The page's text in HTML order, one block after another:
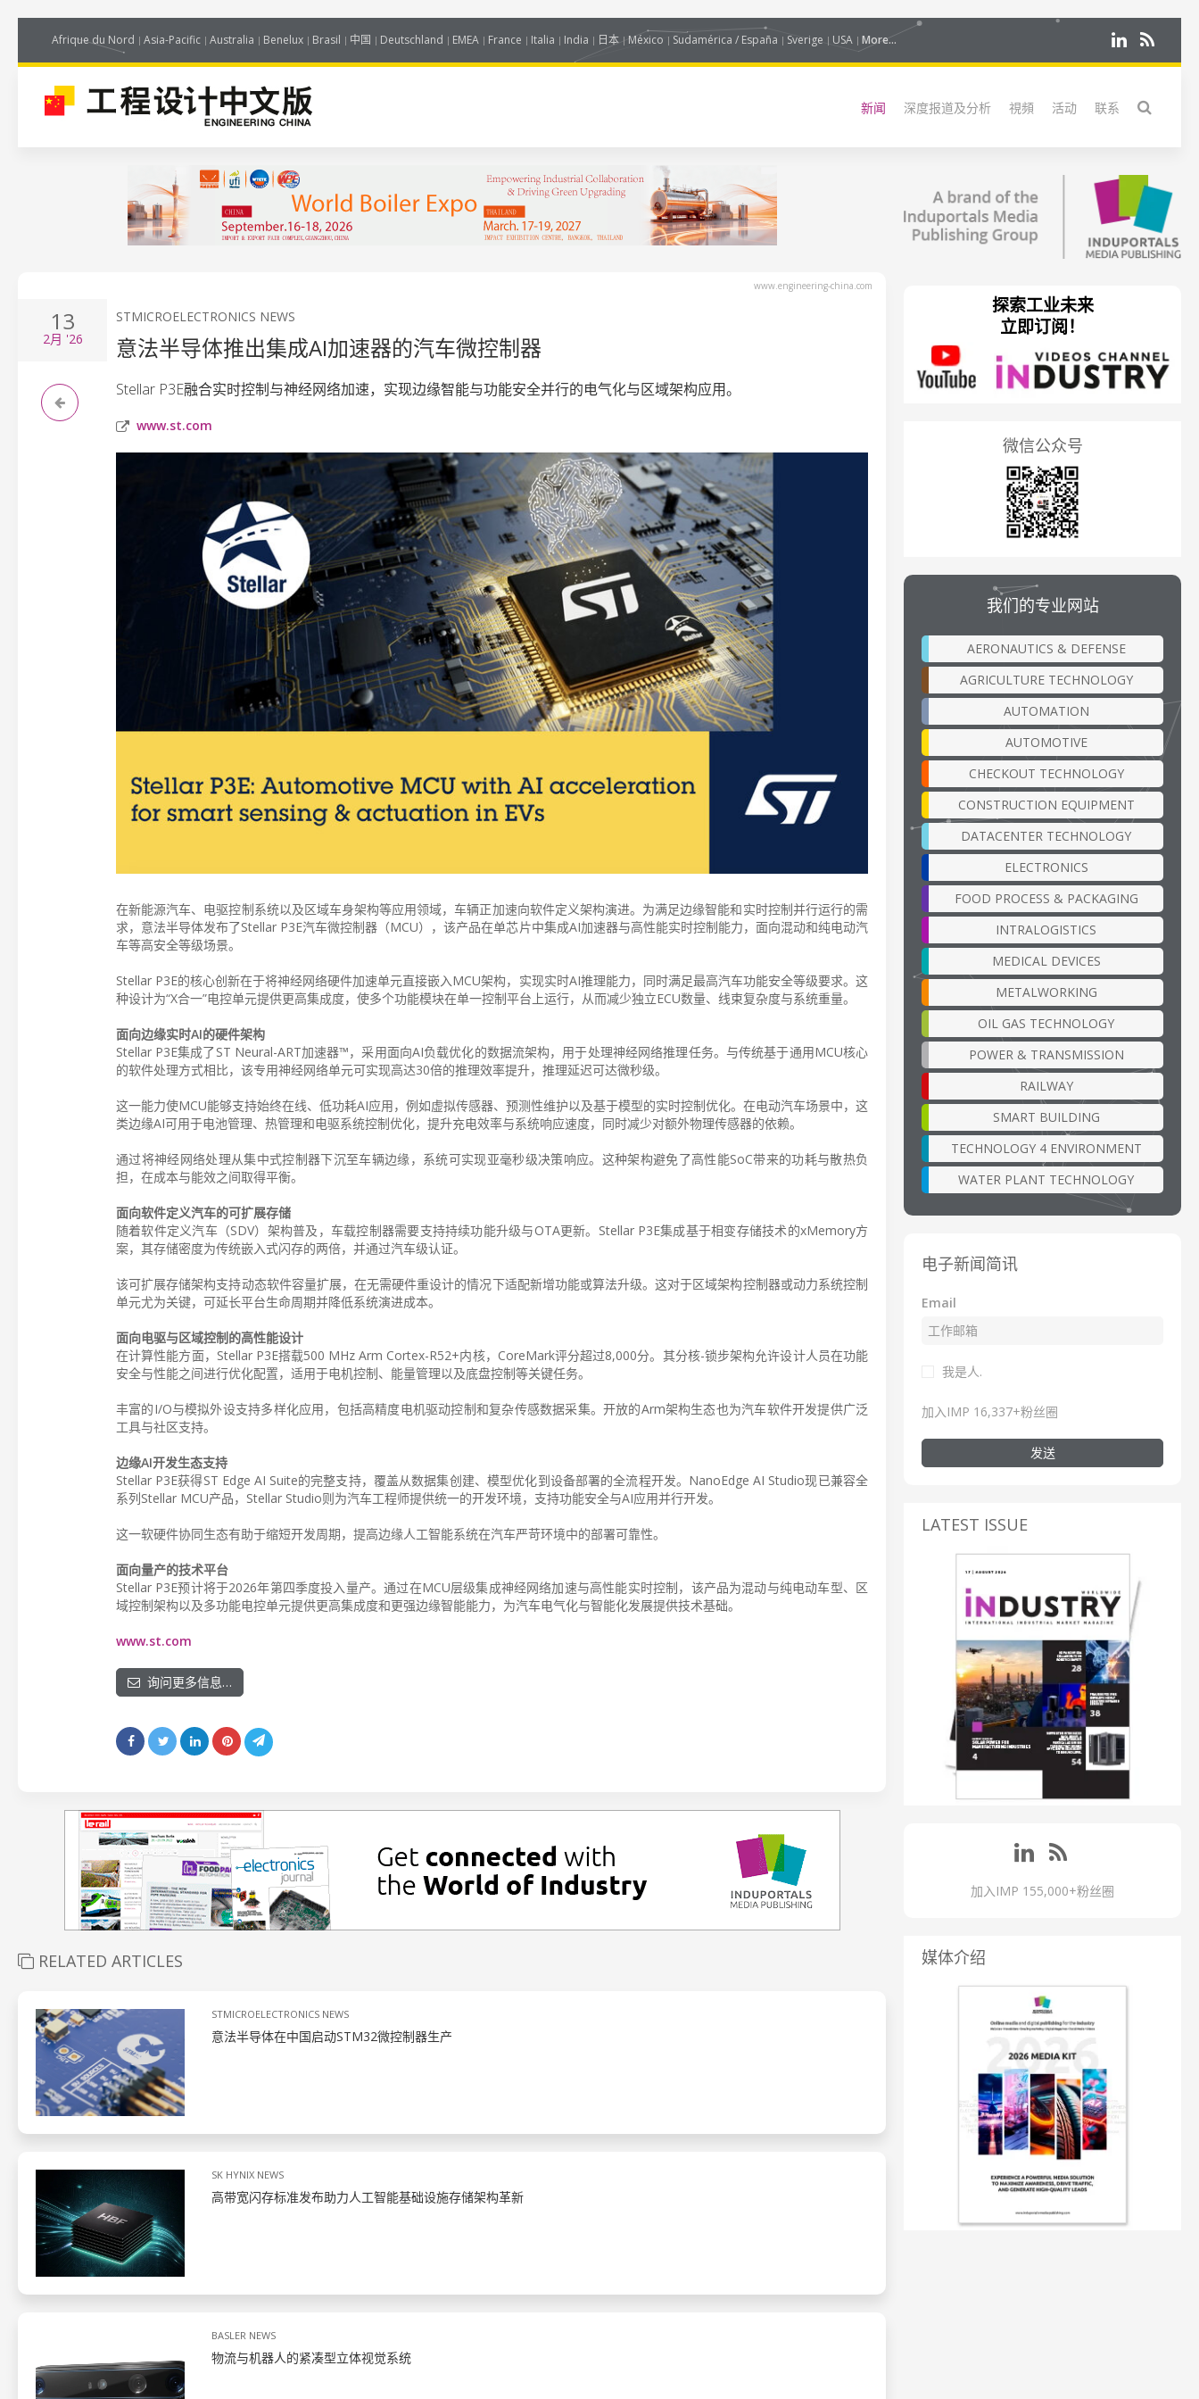
Afrique du Nord Asia-Pacific Australia Benelux Brasil 中国 Deutschland EMEA France Italia India 日本 México Sudamérica / España Sverige USA More...
新闻 深度报道及分析 視頻 活动 联系
www.engineering-china.com
13
2月 '26
STMICROELECTRONICS NEWS
意法半导体推出集成AI加速器的汽车微控制器
Stellar P3E融合实时控制与神经网络加速，实现边缘智能与功能安全并行的电气化与区域架构应用。
www.st.com
在新能源汽车、电驱控制系统以及区域车身架构等应用领域，车辆正加速向软件定义架构演进。为满足边缘智能和实时控制并行运行的需
求，意法半导体发布了Stellar P3E汽车微控制器（MCU），该产品在单芯片中集成AI加速器与高性能实时控制能力，面向混动和纯电动汽
车等高安全等级场景。
Stellar P3E的核心创新在于将神经网络硬件加速单元直接嵌入MCU架构，实现实时AI推理能力，同时满足最高汽车功能安全等级要求。这
种设计为“X合一”电控单元提供更高集成度，使多个功能模块在单一控制平台上运行，从而减少独立ECU数量、线束复杂度与系统重量。
面向边缘实时AI的硬件架构
Stellar P3E集成了ST Neural-ART加速器™，采用面向AI负载优化的数据流架构，用于处理神经网络推理任务。与传统基于通用MCU核心
的软件处理方式相比，该专用神经网络单元可实现高达30倍的推理效率提升，推理延迟可达微秒级。
这一能力使MCU能够支持始终在线、低功耗AI应用，例如虚拟传感器、预测性维护以及基于模型的实时控制优化。在电动汽车场景中，这
类边缘AI可用于电池管理、热管理和电驱系统控制优化，提升充电效率与系统响应速度，同时减少对额外物理传感器的依赖。
通过将神经网络处理从集中式控制器下沉至车辆边缘，系统可实现亚毫秒级决策响应。这种架构避免了高性能SoC带来的功耗与散热负
担，在成本与能效之间取得平衡。
面向软件定义汽车的可扩展存储
随着软件定义汽车（SDV）架构普及，车载控制器需要支持持续功能升级与OTA更新。Stellar P3E集成基于相变存储技术的xMemory方
案，其存储密度为传统嵌入式闪存的两倍，并通过汽车级认证。
该可扩展存储架构支持动态软件容量扩展，在无需硬件重设计的情况下适配新增功能或算法升级。这对于区域架构控制器或动力系统控制
单元尤为关键，可延长平台生命周期并降低系统演进成本。
面向电驱与区域控制的高性能设计
在计算性能方面，Stellar P3E搭载500 MHz Arm Cortex-R52+内核，CoreMark评分超过8,000分。其分核-锁步架构允许设计人员在功能
安全与性能之间进行优化配置，适用于电机控制、能量管理以及底盘控制等关键任务。
丰富的I/O与模拟外设支持多样化应用，包括高精度电机驱动控制和复杂传感数据采集。开放的Arm架构生态也为汽车软件开发提供广泛
工具与社区支持。
边缘AI开发生态支持
Stellar P3E获得ST Edge AI Suite的完整支持，覆盖从数据集创建、模型优化到设备部署的全流程开发。NanoEdge AI Studio现已兼容全
系列Stellar MCU产品，Stellar Studio则为汽车工程师提供统一的开发环境，支持功能安全与AI应用并行开发。
这一软硬件协同生态有助于缩短开发周期，提高边缘人工智能系统在汽车严苛环境中的部署可靠性。
面向量产的技术平台
Stellar P3E预计将于2026年第四季度投入量产。通过在MCU层级集成神经网络加速与高性能实时控制，该产品为混动与纯电动车型、区
域控制架构以及多功能电控单元提供更高集成度和更强边缘智能能力，为汽车电气化与智能化发展提供技术基础。
www.st.com
询问更多信息…
RELATED ARTICLES
STMICROELECTRONICS NEWS
意法半导体在中国启动STM32微控制器生产
SK HYNIX NEWS
高带宽闪存标准发布助力人工智能基础设施存储架构革新
BASLER NEWS
物流与机器人的紧凑型立体视觉系统
探索工业未来
立即订阅！
微信公众号
我们的专业网站
AERONAUTICS & DEFENSE
AGRICULTURE TECHNOLOGY
AUTOMATION
AUTOMOTIVE
CHECKOUT TECHNOLOGY
CONSTRUCTION EQUIPMENT
DATACENTER TECHNOLOGY
ELECTRONICS
FOOD PROCESS & PACKAGING
INTRALOGISTICS
MEDICAL DEVICES
METALWORKING
OIL GAS TECHNOLOGY
POWER & TRANSMISSION
RAILWAY
SMART BUILDING
TECHNOLOGY 4 ENVIRONMENT
WATER PLANT TECHNOLOGY
电子新闻简讯
Email
我是人.
加入IMP 16,337+粉丝圈
发送
LATEST ISSUE
加入IMP 155,000+粉丝圈
媒体介绍